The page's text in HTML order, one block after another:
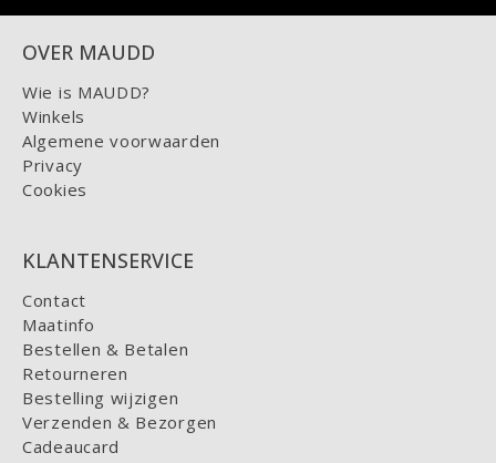
OVER MAUDD
Wie is MAUDD?
Winkels
Algemene voorwaarden
Privacy
Cookies
KLANTENSERVICE
Contact
Maatinfo
Bestellen & Betalen
Retourneren
Bestelling wijzigen
Verzenden & Bezorgen
Cadeaucard